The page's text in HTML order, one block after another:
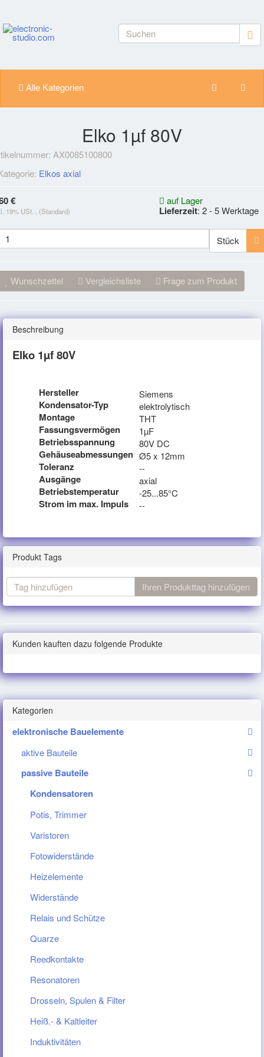
Alle Kategorien
Elko 1µf 80V
AX0085100800
Elkos axial
€
19% USt. , (Standard)
auf Lager
Lieferzeit: 2 - 5 Werktage
Stück
Wunschzettel Vergleichsliste Frage zum Produkt
Beschreibung
Elko 1µf 80V
Hersteller Siemens
Kondensator-Typ elektrolytisch
Montage THT
Fassungsvermögen 1µF
Betriebsspannung 80V DC
Gehäuseabmessungen Ø5 x 12mm
Toleranz --
Ausgänge axial
Betriebstemperatur -25...85°C
Strom im max. Impuls --
Produkt Tags
Tag
hinzufügen Ihren Produkttag hinzufügen
Kunden kauften dazu folgende Produkte
Kategorien
elektronische Bauelemente
aktive Bauteile
passive Bauteile
Kondensatoren
Potis, Trimmer
Varistoren
Fotowiderstände
Heizelemente
Widerstände
Relais und Schütze
Quarze
Reedkontakte
Resonatoren
Drosseln, Spulen & Filter
Heiß.- & Kaltleiter
Induktivitäten